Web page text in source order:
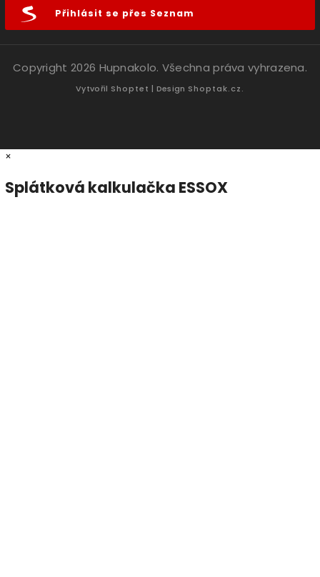
Přihlásit se přes Seznam
Copyright 2026 Hupnakolo. Všechna práva vyhrazena.
Vytvořil Shoptet | Design Shoptak.cz.
×
Splátková kalkulačka ESSOX